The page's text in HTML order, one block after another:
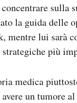
sulla
la guida delle
mentre lui sarà
più
medica
un tumore